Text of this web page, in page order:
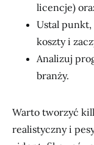
licencje)
Ustal
koszty i
Analizuj
branży.
Warto tworzyć
realistyczny i